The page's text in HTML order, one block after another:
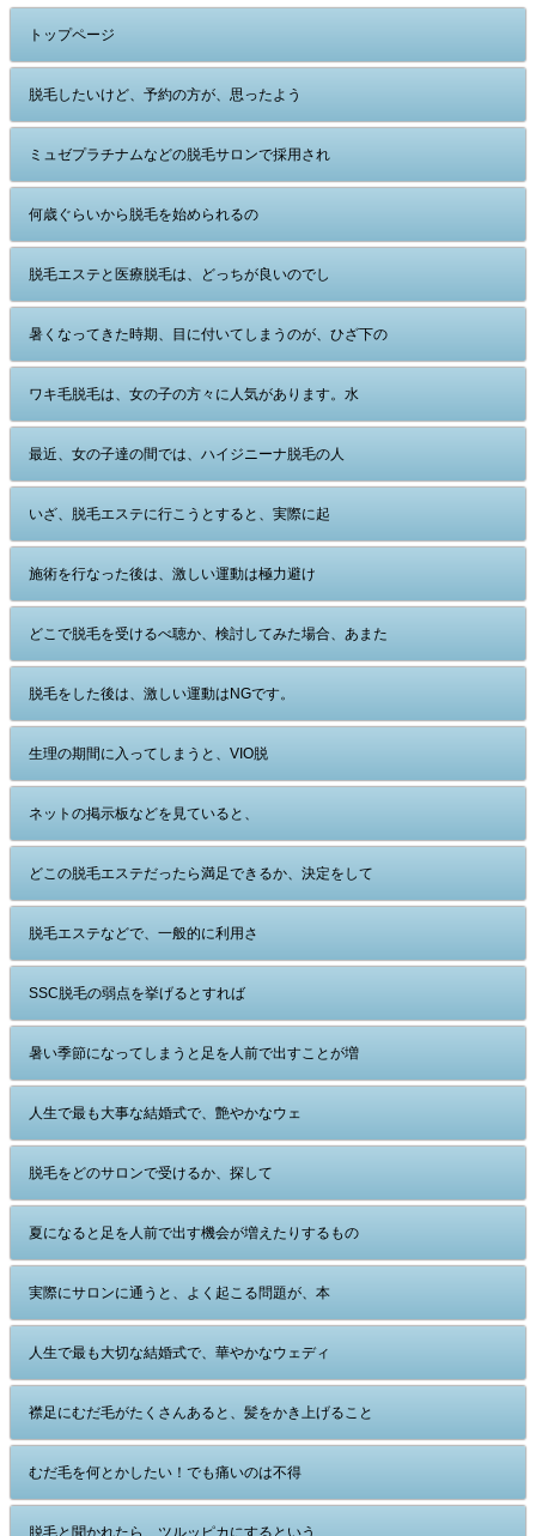
トップページ
脱毛したいけど、予約の方が、思ったよう
ミュゼプラチナムなどの脱毛サロンで採用され
何歳ぐらいから脱毛を始められるの
脱毛エステと医療脱毛は、どっちが良いのでし
暑くなってきた時期、目に付いてしまうのが、ひざ下の
ワキ毛脱毛は、女の子の方々に人気があります。水
最近、女の子達の間では、ハイジニーナ脱毛の人
いざ、脱毛エステに行こうとすると、実際に起
施術を行なった後は、激しい運動は極力避け
どこで脱毛を受けるべ聴か、検討してみた場合、あまた
脱毛をした後は、激しい運動はNGです。
生理の期間に入ってしまうと、VIO脱
ネットの掲示板などを見ていると、
どこの脱毛エステだったら満足できるか、決定をして
脱毛エステなどで、一般的に利用さ
SSC脱毛の弱点を挙げるとすれば
暑い季節になってしまうと足を人前で出すことが増
人生で最も大事な結婚式で、艶やかなウェ
脱毛をどのサロンで受けるか、探して
夏になると足を人前で出す機会が増えたりするもの
実際にサロンに通うと、よく起こる問題が、本
人生で最も大切な結婚式で、華やかなウェディ
襟足にむだ毛がたくさんあると、髪をかき上げること
むだ毛を何とかしたい！でも痛いのは不得
脱毛と聞かれたら、ツルッピカにするという